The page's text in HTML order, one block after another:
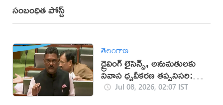
సంబంధిత పోస్ట్
తెలంగాణ
డ్రైవింగ్ లైసెన్స్, అనుమతులకు
నివాస ధృవీకరణ తప్పనిసరి:
మంత్రి ప్రతాప్ సర్నాయక్
Jul 08, 2026, 02:07 IST